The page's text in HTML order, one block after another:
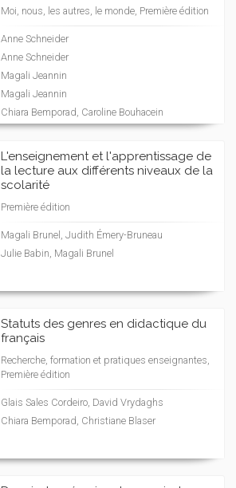
Moi, nous, les autres, le monde, Première édition
Anne Schneider
Anne Schneider
Magali Jeannin
Magali Jeannin
Chiara Bemporad, Caroline Bouhacein
L'enseignement et l'apprentissage de
la lecture aux différents niveaux de la
scolarité
Première édition
Magali Brunel, Judith Émery-Bruneau
Julie Babin, Magali Brunel
Statuts des genres en didactique du
français
Recherche, formation et pratiques enseignantes,
Première édition
Glais Sales Cordeiro, David Vrydaghs
Chiara Bemporad, Christiane Blaser